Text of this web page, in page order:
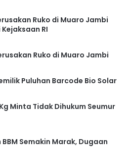
Ruko di Muaro Jambi
RI
Ruko di Muaro Jambi
Puluhan Barcode Bio Solar
Minta Tidak Dihukum Seumur
Semakin Marak, Dugaan